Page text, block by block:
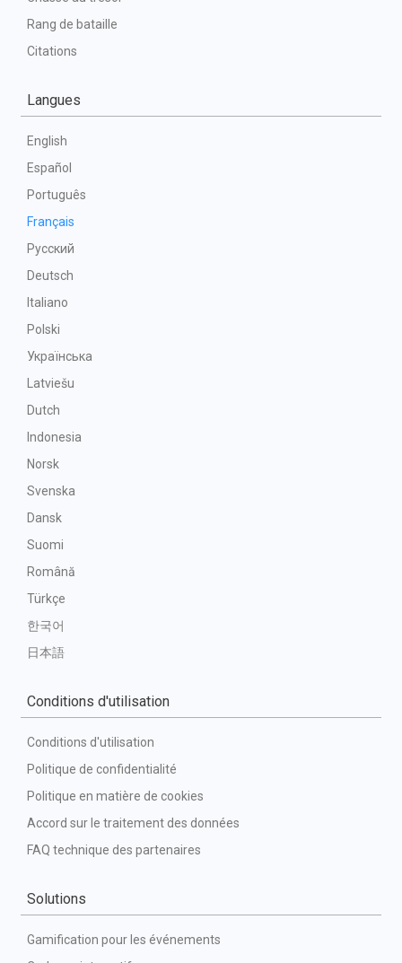
Rang de bataille
Citations
Langues
English
Español
Português
Français
Русский
Deutsch
Italiano
Polski
Українська
Latviešu
Dutch
Indonesia
Norsk
Svenska
Dansk
Suomi
Română
Türkçe
한국어
日本語
Conditions d'utilisation
Conditions d'utilisation
Politique de confidentialité
Politique en matière de cookies
Accord sur le traitement des données
FAQ technique des partenaires
Solutions
Gamification pour les événements